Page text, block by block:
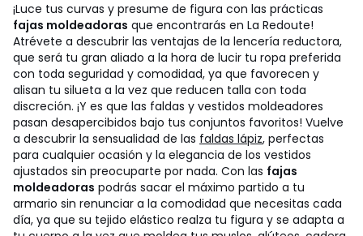
¡Luce tus curvas y presume de figura con las prácticas
fajas moldeadoras que encontrarás en La Redoute!
Atrévete a descubrir las ventajas de la lencería reductora,
que será tu gran aliado a la hora de lucir tu ropa preferida
con toda seguridad y comodidad, ya que favorecen y
alisan tu silueta a la vez que reducen talla con toda
discreción. ¡Y es que las faldas y vestidos moldeadores
pasan desapercibidos bajo tus conjuntos favoritos! Vuelve
a descubrir la sensualidad de las faldas lápiz, perfectas
para cualquier ocasión y la elegancia de los vestidos
ajustados sin preocuparte por nada. Con las fajas
moldeadoras podrás sacar el máximo partido a tu
armario sin renunciar a la comodidad que necesitas cada
día, ya que su tejido elástico realza tu figura y se adapta a